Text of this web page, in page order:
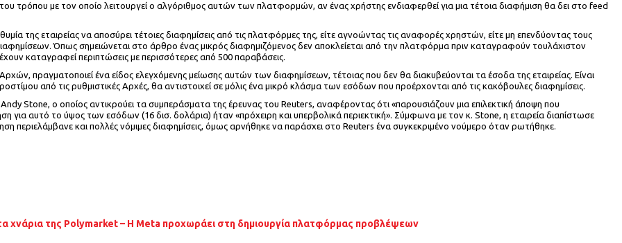
τρόπου με τον οποίο λειτουργεί ο αλγόριθμος αυτών των πλατφορμών, αν ένας χρήστης ενδιαφερθεί για μια τέτοια διαφήμιση θα δει στο feed
της εταιρείας να αποσύρει τέτοιες διαφημίσεις από τις πλατφόρμες της, είτε αγνοώντας τις αναφορές χρηστών, είτε μη επενδύοντας τους
Όπως σημειώνεται στο άρθρο ένας μικρός διαφημιζόμενος δεν αποκλείεται από την πλατφόρμα πριν καταγραφούν τουλάχιστον
καταγραφεί περιπτώσεις με περισσότερες από 500 παραβάσεις.
πραγματοποιεί ένα είδος ελεγχόμενης μείωσης αυτών των διαφημίσεων, τέτοιας που δεν θα διακυβεύονται τα έσοδα της εταιρείας. Είναι
από τις ρυθμιστικές Αρχές, θα αντιστοιχεί σε μόλις ένα μικρό κλάσμα των εσόδων που προέρχονται από τις κακόβουλες διαφημίσεις.
Stone, ο οποίος αντικρούει τα συμπεράσματα της έρευνας του Reuters, αναφέροντας ότι «παρουσιάζουν μια επιλεκτική άποψη που
για αυτό το ύψος των εσόδων (16 δισ. δολάρια) ήταν «πρόχειρη και υπερβολικά περιεκτική». Σύμφωνα με τον κ. Stone, η εταιρεία διαπίστωσε
περιελάμβανε και πολλές νόμιμες διαφημίσεις, όμως αρνήθηκε να παράσχει στο Reuters ένα συγκεκριμένο νούμερο όταν ρωτήθηκε.
χνάρια της Polymarket – Η Meta προχωράει στη δημιουργία πλατφόρμας προβλέψεων